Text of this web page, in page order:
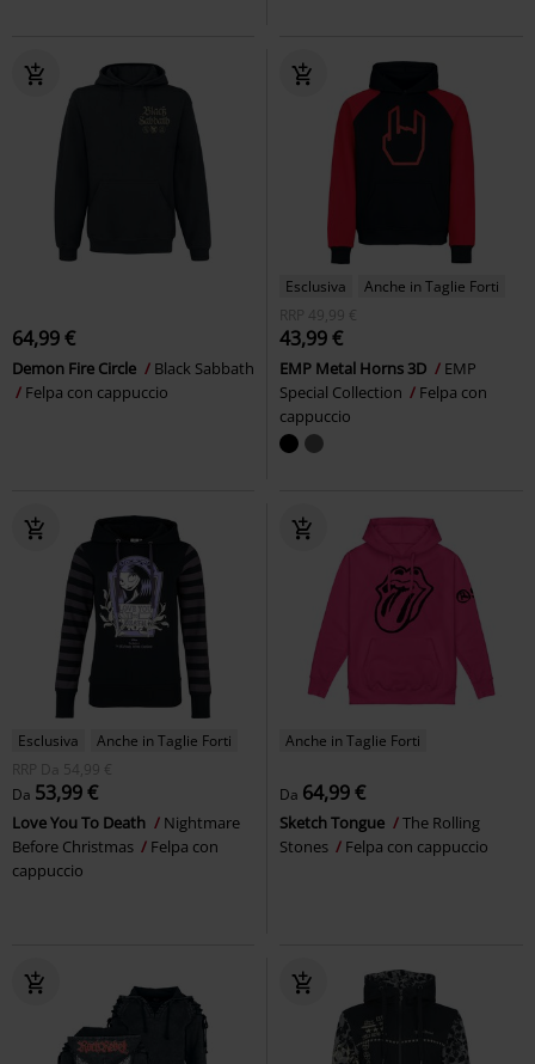
64,99 €
Demon Fire Circle
Black Sabbath
Felpa con cappuccio
Esclusiva
Anche in Taglie Forti
RRP
49,99 €
43,99 €
EMP Metal Horns 3D
EMP
Special Collection
Felpa con
cappuccio
Esclusiva
Anche in Taglie Forti
RRP
Da
54,99 €
Da 53,99 €
Love You To Death
Nightmare
Before Christmas
Felpa con
cappuccio
Anche in Taglie Forti
Da 64,99 €
Sketch Tongue
The Rolling
Stones
Felpa con cappuccio